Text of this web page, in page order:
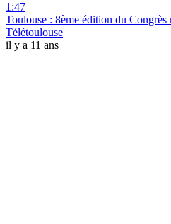
1:47
Toulouse : 8ème édition du
Télétoulouse
il y a 11 ans